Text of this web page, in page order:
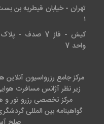
۱
واحد 7
مرکز جامع رزرواسیون
زیر نظر آژانس مسافرت
مرکز تخصصی رزرو تور و
گواهینامه بین المللی